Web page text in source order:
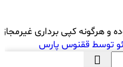
و هرگونه کپی برداری غیرمجاز
توسط ققنوس پارس